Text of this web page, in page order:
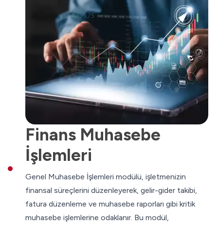
Finans Muhasebe
İşlemleri
Genel Muhasebe İşlemleri modülü, işletmenizin
finansal süreçlerini düzenleyerek, gelir-gider takibi,
fatura düzenleme ve muhasebe raporları gibi kritik
muhasebe işlemlerine odaklanır. Bu modül,